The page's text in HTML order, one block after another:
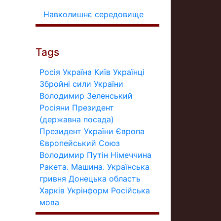
Навколишнє середовище
Tags
Росія Україна Київ Українці
Збройні сили України
Володимир Зеленський
Росіяни Президент
(державна посада)
Президент України Європа
Європейський Союз
Володимир Путін Німеччина
Ракета. Машина. Українська
гривня Донецька область
Харків Укрінформ Російська
мова